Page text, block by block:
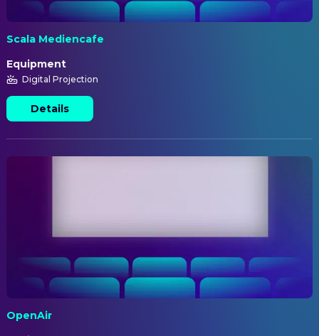
Scala Mediencafe
Equipment
Digital Projection
Details
OpenAir